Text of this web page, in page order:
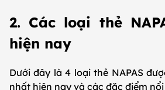
2. Các loại thẻ
hiện nay
Dưới đây là 4 loại thẻ NAPAS
nhất hiện nay và các đặc điểm